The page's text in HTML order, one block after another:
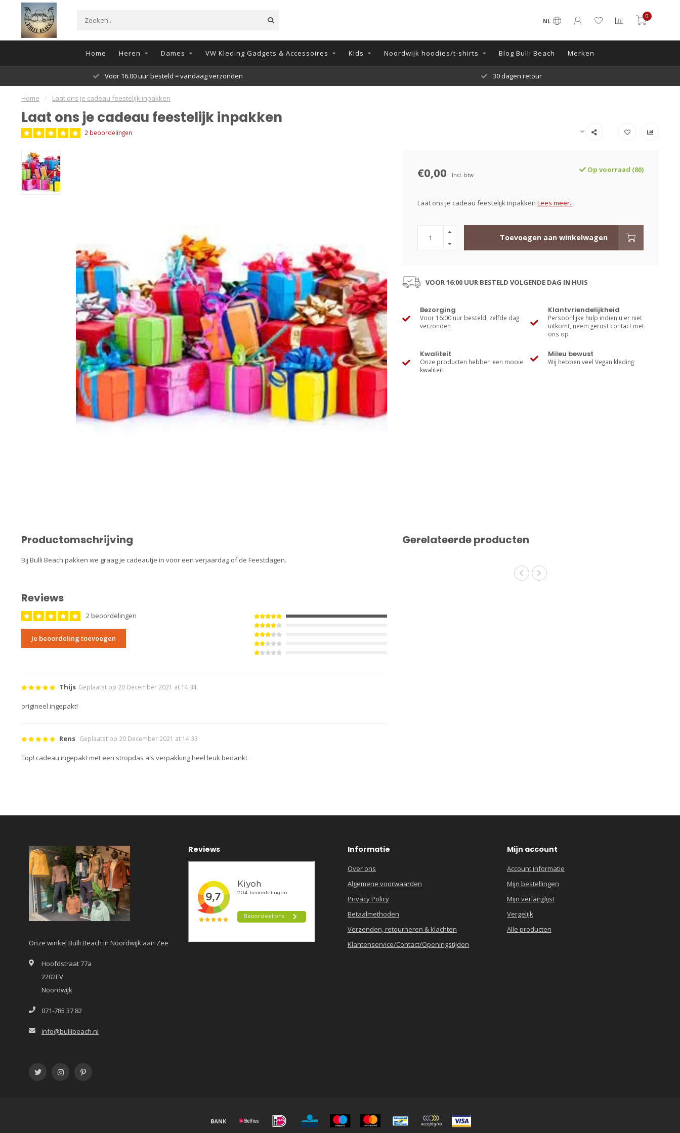
NL
0
Home Heren Dames VW Kleding Gadgets & Accessoires Kids Noordwijk hoodies/t-shirts Blog Bulli Beach Merken
Voor 16.00 uur besteld = vandaag verzonden 30 dagen retour
Home / Laat ons je cadeau feestelijk inpakken
Laat ons je cadeau feestelijk inpakken
2 beoordelingen
€0,00 Incl. btw
Op voorraad (80)
Laat ons je cadeau feestelijk inpakken Lees meer..
Toevoegen aan winkelwagen
VOOR 16:00 UUR BESTELD VOLGENDE DAG IN HUIS
Bezorging
Voor 16:00 uur besteld, zelfde dag
verzonden
Klantvriendelijkheid
Persoonlijke hulp indien u er niet
uitkomt, neem gerust contact met
ons op
Kwaliteit
Onze producten hebben een mooie
kwaliteit
Mileu bewust
Wij hebben veel Vegan kleding
Productomschrijving
Bij Bulli Beach pakken we graag je cadeautje in voor een verjaardag of de Feestdagen.
Reviews
2 beoordelingen
Je beoordeling toevoegen
Thijs Geplaatst op 20 December 2021 at 14:34
origineel ingepakt!
Rens Geplaatst op 20 December 2021 at 14:33
Top! cadeau ingepakt met een stropdas als verpakking heel leuk bedankt
Gerelateerde producten
Onze winkel Bulli Beach in Noordwijk aan Zee
Hoofdstraat 77a
2202EV
Noordwijk
071-785 37 82
info@bullibeach.nl
Reviews Informatie
Over ons
Algemene voorwaarden
Privacy Policy
Betaalmethoden
Verzenden, retourneren & klachten
Klantenservice/Contact/Openingstijden
Mijn account
Account informatie
Mijn bestellingen
Mijn verlanglijst
Vergelijk
Alle producten